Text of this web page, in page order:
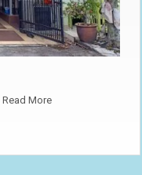
Read More